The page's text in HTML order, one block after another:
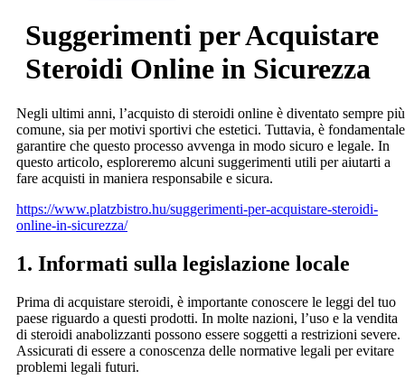
Suggerimenti per Acquistare
Steroidi Online in Sicurezza
Negli ultimi anni, l’acquisto di steroidi online è diventato sempre più
comune, sia per motivi sportivi che estetici. Tuttavia, è fondamentale
garantire che questo processo avvenga in modo sicuro e legale. In
questo articolo, esploreremo alcuni suggerimenti utili per aiutarti a
fare acquisti in maniera responsabile e sicura.
https://www.platzbistro.hu/suggerimenti-per-acquistare-steroidi-
online-in-sicurezza/
1. Informati sulla legislazione locale
Prima di acquistare steroidi, è importante conoscere le leggi del tuo
paese riguardo a questi prodotti. In molte nazioni, l’uso e la vendita
di steroidi anabolizzanti possono essere soggetti a restrizioni severe.
Assicurati di essere a conoscenza delle normative legali per evitare
problemi legali futuri.